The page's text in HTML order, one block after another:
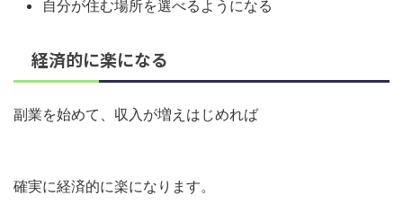
自分が住む場所を選べるようになる
経済的に楽になる
副業を始めて、収入が増えはじめれば
確実に経済的に楽になります。